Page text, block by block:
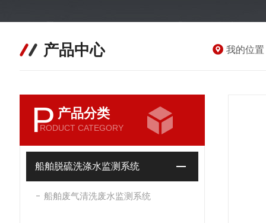
产品中心 我的位置
P 产品分类
RODUCT CATEGORY
船舶脱硫洗涤水监测系统
船舶废气清洗废水监测系统